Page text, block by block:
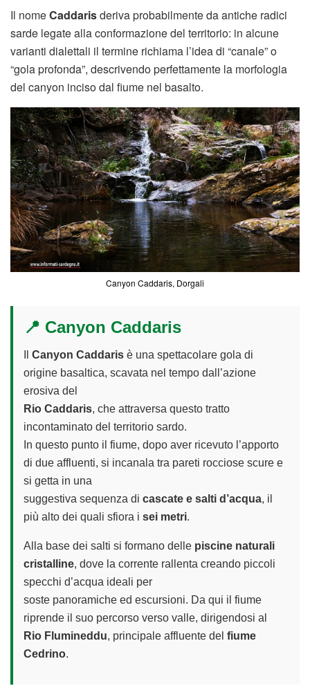
Il nomeCaddarisderiva probabilmente da antiche radici
sarde legate alla conformazione del territorio: in alcune
varianti dialettali il termine richiama l’idea di “canale” o
“gola profonda”, descrivendo perfettamente la morfologia
del canyon inciso dal fiume nel basalto.
Canyon Caddaris, Dorgali
📍 Canyon Caddaris
Canyon Caddaris è una spettacolare gola di
origine basaltica, scavata nel tempo dall’azione
erosiva del
Rio Caddaris, che attraversa questo tratto
incontaminato del territorio sardo.
In questo punto il fiume, dopo aver ricevuto l’apporto
di due affluenti, si incanala tra pareti rocciose scure e
si getta in una
suggestiva sequenza di cascate e salti d’acqua, il
più alto dei quali sfiora i sei metri.
Alla base dei salti si formano delle piscine naturali
cristalline, dove la corrente rallenta creando piccoli
specchi d’acqua ideali per
soste panoramiche ed escursioni. Da qui il fiume
riprende il suo percorso verso valle, dirigendosi al
Rio Flumineddu, principale affluente del fiume
Cedrino.